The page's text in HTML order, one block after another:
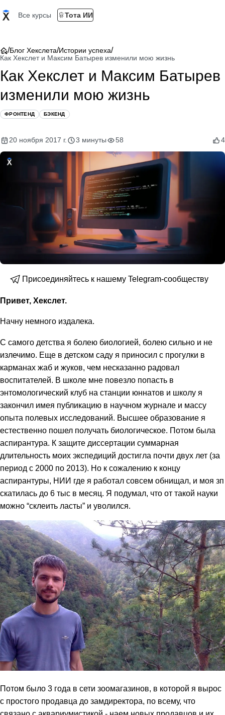
Все курсы Тота ИИ
/Блог Хекслета/Истории успеха/
Как Хекслет и Максим Батырев изменили мою жизнь
Как Хекслет и Максим Батырев
изменили мою жизнь
ФРОНТЕНД БЭКЕНД
20 ноября 2017 г. 3 минуты 58 4
Присоединяйтесь к нашему Telegram-сообществу
Привет, Хекслет.
Начну немного издалека.
С самого детства я болею биологией, болею сильно и не
излечимо. Еще в детском саду я приносил с прогулки в
карманах жаб и жуков, чем несказанно радовал
воспитателей. В школе мне повезло попасть в
энтомологический клуб на станции юннатов и школу я
закончил имея публикацию в научном журнале и массу
опыта полевых исследований. Высшее образование я
естественно пошел получать биологическое. Потом была
аспирантура. К защите диссертации суммарная
длительность моих экспедиций достигла почти двух лет (за
период с 2000 по 2013). Но к сожалению к концу
аспирантуры, НИИ где я работал совсем обнищал, и моя зп
скатилась до 6 тыс в месяц. Я подумал, что от такой науки
можно “склеить ласты” и уволился.
Потом было 3 года в сети зоомагазинов, в которой я вырос
с простого продавца до замдиректора, по всему, что